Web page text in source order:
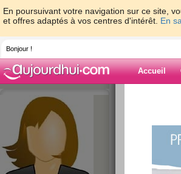
En poursuivant votre navigation sur ce site,
et offres adaptés à vos centres d'intérêt. En
Bonjour !
Accueil
LifeBook A1220
Blog